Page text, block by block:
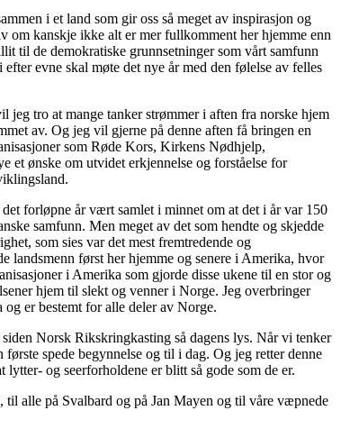
i et land som gir oss så meget av inspirasjon og
om kanskje ikke alt er mer fullkomment her hjemme enn
til de demokratiske grunnsetninger som vårt samfunn
evne skal møte det nye år med den følelse av felles
jeg tro at mange tanker strømmer i aften fra norske hjem
av. Og jeg vil gjerne på denne aften få bringen en
som Røde Kors, Kirkens Nødhjelp,
et ønske om utvidet erkjennelse og forståelse for
forløpne år vært samlet i minnet om at det i år var 150
samfunn. Men meget av det som hendte og skjedde
som sies var det mest fremtredende og
landsmenn først her hjemme og senere i Amerika, hvor
i Amerika som gjorde disse ukene til en stor og
hjem til slekt og venner i Norge. Jeg overbringer
er bestemt for alle deler av Norge.
Norsk Rikskringkasting så dagens lys. Når vi tenker
spede begynnelse og til i dag. Og jeg retter denne
og seerforholdene er blitt så gode som de er.
alle på Svalbard og på Jan Mayen og til våre væpnede